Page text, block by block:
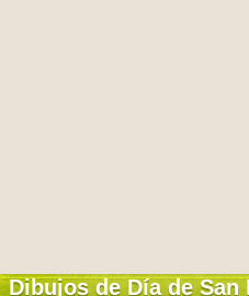
Dibujos de Día de